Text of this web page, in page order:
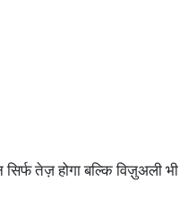
तेज़ होगा बल्कि विज़ुअली भी